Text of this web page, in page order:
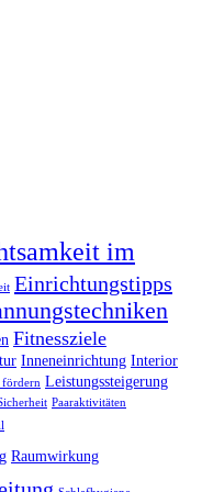
im
Einrichtungstipps
Fitnessziele
Inneneinrichtung Interior
fördern Leistungssteigerung
Paaraktivitäten
Raumwirkung